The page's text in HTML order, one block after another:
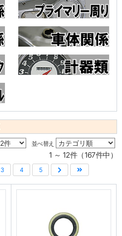
並べ替え
1 ～ 12件（167件中）
3 4 5